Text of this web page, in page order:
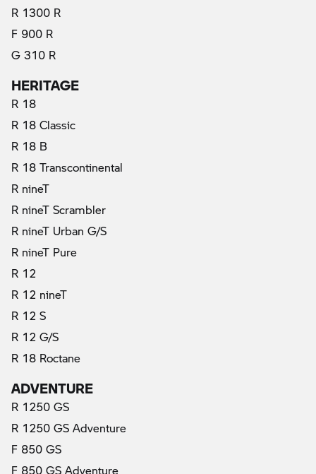
R 1300 R
F 900 R
G 310 R
HERITAGE
R 18
R 18 Classic
R 18 B
R 18 Transcontinental
R nineT
R nineT Scrambler
R nineT Urban G/S
R nineT Pure
R 12
R 12 nineT
R 12 S
R 12 G/S
R 18 Roctane
ADVENTURE
R 1250 GS
R 1250 GS Adventure
F 850 GS
F 850 GS Adventure